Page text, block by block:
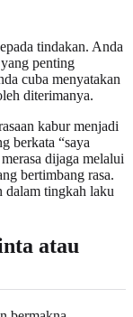
tindakan. Anda
penting
cuba menyatakan
diterimanya.
kabur menjadi
berkata “saya
dijaga melalui
bertimbang rasa.
dalam tingkah laku
atau